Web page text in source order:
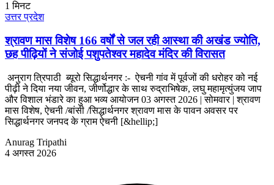
1 मिनट
उत्तर प्रदेश
श्रावण मास विशेष 166 वर्षों से जल रही आस्था की अखंड ज्योति,
छह पीढ़ियों ने संजोई पशुपतेश्वर महादेव मंदिर की विरासत
अनुराग त्रिपाठी ब्यूरो सिद्धार्थनगर :- ऐचनी गांव में पूर्वजों की धरोहर को नई
पीढ़ी ने दिया नया जीवन, जीर्णोद्धार के साथ रुद्राभिषेक, लघु महामृत्युंजय जाप
और विशाल भंडारे का हुआ भव्य आयोजन 03 अगस्त 2026 | सोमवार | श्रावण
मास विशेष, ऐचनी /बांसी /सिद्धार्थनगर श्रावण मास के पावन अवसर पर
सिद्धार्थनगर जनपद के ग्राम ऐचनी [&hellip;]
Anurag Tripathi
4 अगस्त 2026